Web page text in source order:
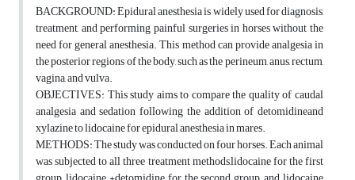
BACKGROUND: Epidural anesthesia is widely used for diagnosis,
treatment, and performing painful surgeries in horses without the
need for general anesthesia. This method can provide analgesia in
the posterior regions of the body, such as the perineum, anus, rectum,
vagina, and vulva.
OBJECTIVES: This study aims to compare the quality of caudal
analgesia and sedation following the addition of detomidineand
xylazine to lidocaine for epidural anesthesia in mares.
METHODS: The study was conducted on four horses. Each animal
was subjected to all three treatment methods,lidocaine for the first